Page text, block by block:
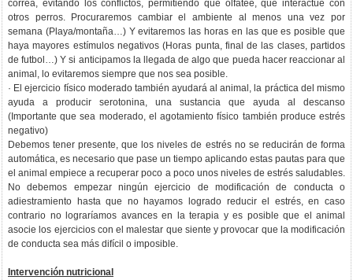
correa, evitando los conflictos, permitiendo que olfatee, que interactúe con
otros perros. Procuraremos cambiar el ambiente al menos una vez por
semana (Playa/montaña…) Y evitaremos las horas en las que es posible que
haya mayores estímulos negativos (Horas punta, final de las clases, partidos
de futbol…) Y si anticipamos la llegada de algo que pueda hacer reaccionar al
animal, lo evitaremos siempre que nos sea posible.
· El ejercicio físico moderado también ayudará al animal, la práctica del mismo
ayuda a producir serotonina, una sustancia que ayuda al descanso
(Importante que sea moderado, el agotamiento físico también produce estrés
negativo)
Debemos tener presente, que los niveles de estrés no se reducirán de forma
automática, es necesario que pase un tiempo aplicando estas pautas para que
el animal empiece a recuperar poco a poco unos niveles de estrés saludables.
No debemos empezar ningún ejercicio de modificación de conducta o
adiestramiento hasta que no hayamos logrado reducir el estrés, en caso
contrario no lograríamos avances en la terapia y es posible que el animal
asocie los ejercicios con el malestar que siente y provocar que la modificación
de conducta sea más difícil o imposible.
Intervención nutricional